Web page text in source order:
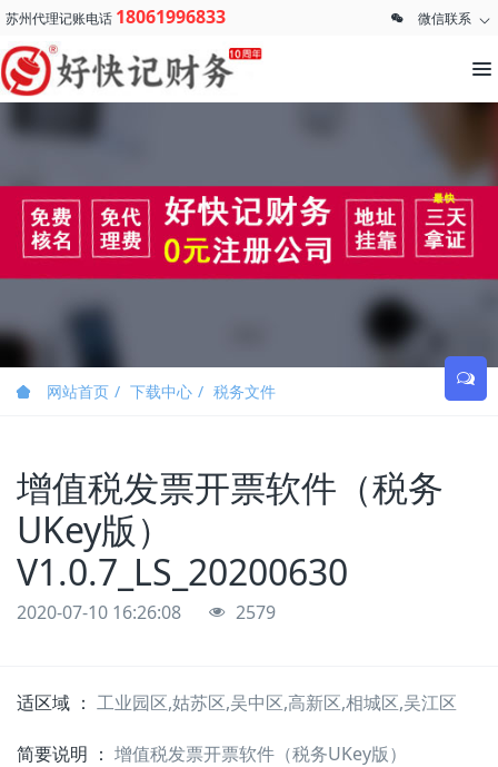
苏州代理记账电话 18061996833 微信联系
网站首页 下载中心 税务文件
增值税发票开票软件（税务
UKey版）
V1.0.7_LS_20200630
2020-07-10 16:26:08 2579
适区域 ： 工业园区,姑苏区,吴中区,高新区,相城区,吴江区
简要说明 ： 增值税发票开票软件（税务UKey版）